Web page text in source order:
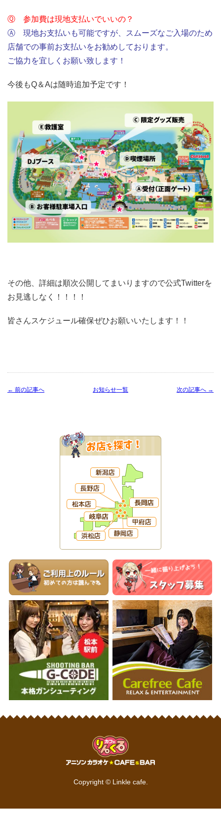
Ⓠ 参加費は現地支払いでいいの？
Ⓐ 現地お支払いも可能ですが、スムーズなご入場のため
店舗での事前お支払いをお勧めしております。
ご協力を宜しくお願い致します！
今後もQ＆Aは随時追加予定です！
その他、詳細は順次公開してまいりますので公式Twitterを
お見逃しなく！！！！
皆さんスケジュール確保ぜひお願いいたします！！
← 前の記事へ 次の記事へ →
お知らせ一覧
Copyright © Linkle cafe.